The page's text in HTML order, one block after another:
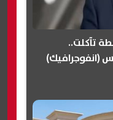
تآكلت..
(انفوجرافيك)